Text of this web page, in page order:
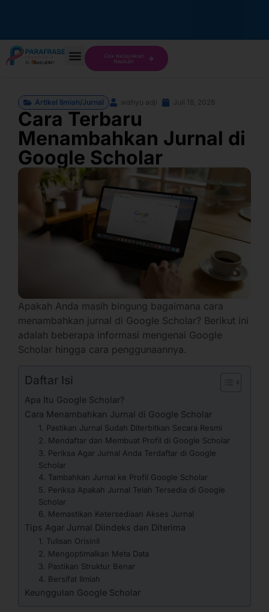
Cek Kelayakan
Naskah
Artikel Ilmiah/Jurnal wahyu adji Juli 18, 2026
Cara Terbaru
Menambahkan Jurnal di
Google Scholar
Apakah Anda masih bingung bagaimana cara
menambahkan jurnal di Google Scholar? Berikut ini
adalah beberapa informasi mengenai Google
Scholar hingga cara penggunaannya.
Daftar Isi
Apa Itu Google Scholar?
Cara Menambahkan Jurnal di Google Scholar
1. Pastikan Jurnal Sudah Diterbitkan Secara Resmi
2. Mendaftar dan Membuat Profil di Google Scholar
3. Periksa Agar Jurnal Anda Terdaftar di Google
Scholar
4. Tambahkan Jurnal ke Profil Google Scholar
5. Periksa Apakah Jurnal Telah Tersedia di Google
Scholar
6. Memastikan Ketersediaan Akses Jurnal
Tips Agar Jurnal Diindeks dan Diterima
1. Tulisan Orisinil
2. Mengoptimalkan Meta Data
3. Pastikan Struktur Benar
4. Bersifat Ilmiah
Keunggulan Google Scholar